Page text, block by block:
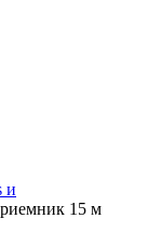
и
15 м